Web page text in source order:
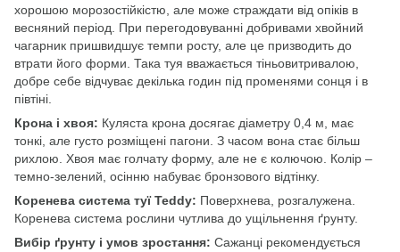
хорошою морозостійкістю, але може страждати від опіків в
весняний період. При перегодовуванні добривами хвойний
чагарник пришвидшує темпи росту, але це призводить до
втрати його форми. Така туя вважається тіньовитривалою,
добре себе відчуває декілька годин під променями сонця і в
півтіні.
Крона і хвоя: Куляста крона досягає діаметру 0,4 м, має
тонкі, але густо розміщені пагони. З часом вона стає більш
рихлою. Хвоя має голчату форму, але не є колючою. Колір –
темно-зелений, осінню набуває бронзового відтінку.
Коренева система туї Teddy: Поверхнева, розгалужена.
Коренева система рослини чутлива до ущільнення ґрунту.
Вибір ґрунту і умов зростання: Сажанці рекомендується